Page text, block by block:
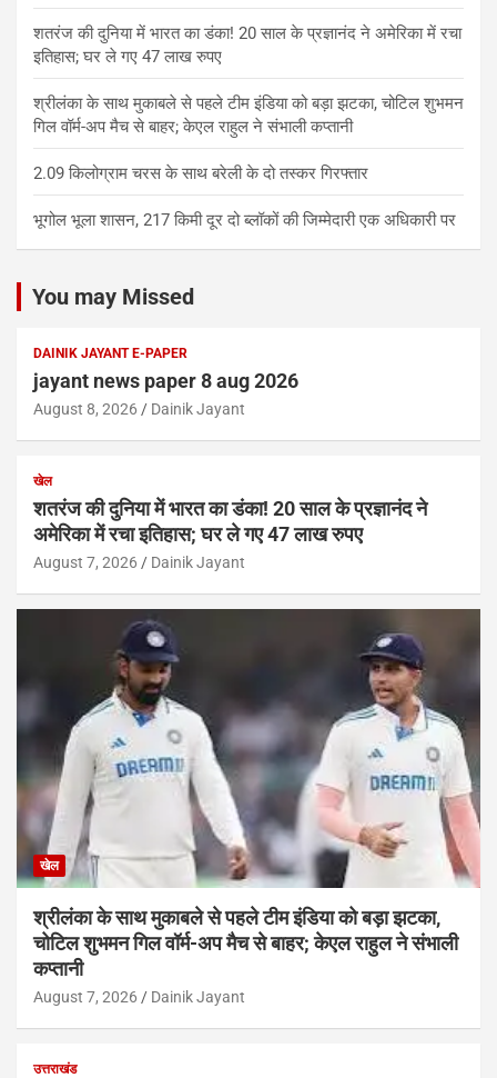
शतरंज की दुनिया में भारत का डंका! 20 साल के प्रज्ञानंद ने अमेरिका में रचा
इतिहास; घर ले गए 47 लाख रुपए
श्रीलंका के साथ मुकाबले से पहले टीम इंडिया को बड़ा झटका, चोटिल शुभमन
गिल वॉर्म-अप मैच से बाहर; केएल राहुल ने संभाली कप्तानी
2.09 किलोग्राम चरस के साथ बरेली के दो तस्कर गिरफ्तार
भूगोल भूला शासन, 217 किमी दूर दो ब्लॉकों की जिम्मेदारी एक अधिकारी पर
You may Missed
DAINIK JAYANT E-PAPER
jayant news paper 8 aug 2026
August 8, 2026 Dainik Jayant
खेल
शतरंज की दुनिया में भारत का डंका! 20 साल के प्रज्ञानंद ने
अमेरिका में रचा इतिहास; घर ले गए 47 लाख रुपए
August 7, 2026 Dainik Jayant
खेल
श्रीलंका के साथ मुकाबले से पहले टीम इंडिया को बड़ा झटका,
चोटिल शुभमन गिल वॉर्म-अप मैच से बाहर; केएल राहुल ने संभाली
कप्तानी
August 7, 2026 Dainik Jayant
उत्तराखंड